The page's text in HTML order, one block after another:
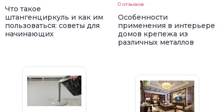
Что такое
штангенциркуль и как им
пользоваться: советы для
начинающих
0 отзывов
Особенности
применения в интерьере
домов крепежа из
различных металлов